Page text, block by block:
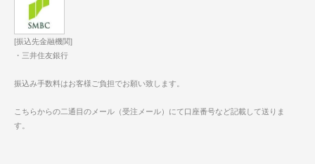
[振込先金融機関]
・三井住友銀行
振込み手数料はお客様ご負担でお願い致します。
こちらからの二通目のメール（受注メール）にて口座番号など記載して送りま
す。